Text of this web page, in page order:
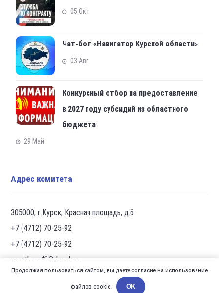
05 Окт
Чат-бот «Навигатор Курской области»
03 Авг
Конкурсный отбор на предоставление
в 2027 году субсидий из областного
бюджета
29 Май
Адрес комитета
305000, г.Курск, Красная площадь, д.6
+7 (4712) 70-25-92
+7 (4712) 70-25-92
sportkom46@rkursk.ru
Продолжая пользоваться сайтом, вы даете согласие на использование
файлов cookie. OK